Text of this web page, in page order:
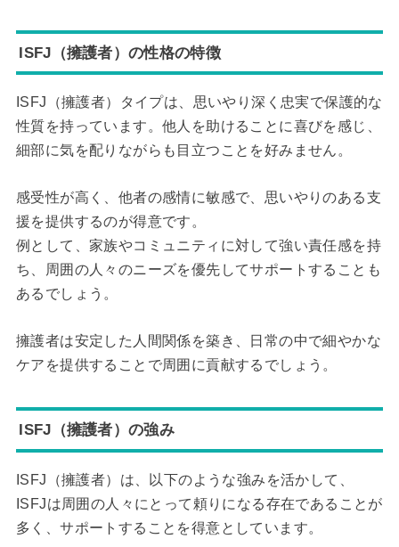
ISFJ（擁護者）の性格の特徴
ISFJ（擁護者）タイプは、思いやり深く忠実で保護的な
性質を持っています。他人を助けることに喜びを感じ、
細部に気を配りながらも目立つことを好みません。
感受性が高く、他者の感情に敏感で、思いやりのある支
援を提供するのが得意です。
例として、家族やコミュニティに対して強い責任感を持
ち、周囲の人々のニーズを優先してサポートすることも
あるでしょう。
擁護者は安定した人間関係を築き、日常の中で細やかな
ケアを提供することで周囲に貢献するでしょう。
ISFJ（擁護者）の強み
ISFJ（擁護者）は、以下のような強みを活かして、
ISFJは周囲の人々にとって頼りになる存在であることが
多く、サポートすることを得意としています。